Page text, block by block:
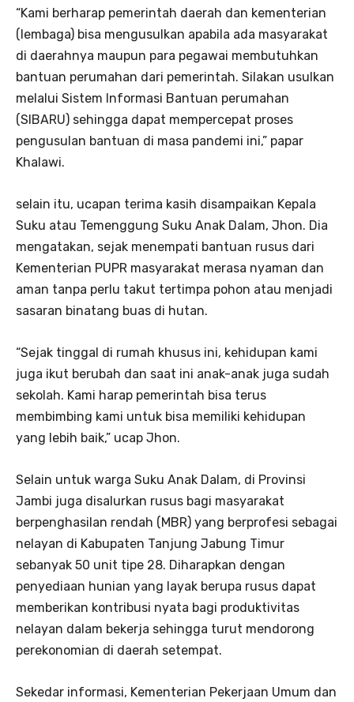
“Kami berharap pemerintah daerah dan kementerian
(lembaga) bisa mengusulkan apabila ada masyarakat
di daerahnya maupun para pegawai membutuhkan
bantuan perumahan dari pemerintah. Silakan usulkan
melalui Sistem Informasi Bantuan perumahan
(SIBARU) sehingga dapat mempercepat proses
pengusulan bantuan di masa pandemi ini,” papar
Khalawi.
selain itu, ucapan terima kasih disampaikan Kepala
Suku atau Temenggung Suku Anak Dalam, Jhon. Dia
mengatakan, sejak menempati bantuan rusus dari
Kementerian PUPR masyarakat merasa nyaman dan
aman tanpa perlu takut tertimpa pohon atau menjadi
sasaran binatang buas di hutan.
“Sejak tinggal di rumah khusus ini, kehidupan kami
juga ikut berubah dan saat ini anak-anak juga sudah
sekolah. Kami harap pemerintah bisa terus
membimbing kami untuk bisa memiliki kehidupan
yang lebih baik,” ucap Jhon.
Selain untuk warga Suku Anak Dalam, di Provinsi
Jambi juga disalurkan rusus bagi masyarakat
berpenghasilan rendah (MBR) yang berprofesi sebagai
nelayan di Kabupaten Tanjung Jabung Timur
sebanyak 50 unit tipe 28. Diharapkan dengan
penyediaan hunian yang layak berupa rusus dapat
memberikan kontribusi nyata bagi produktivitas
nelayan dalam bekerja sehingga turut mendorong
perekonomian di daerah setempat.
Sekedar informasi, Kementerian Pekerjaan Umum dan